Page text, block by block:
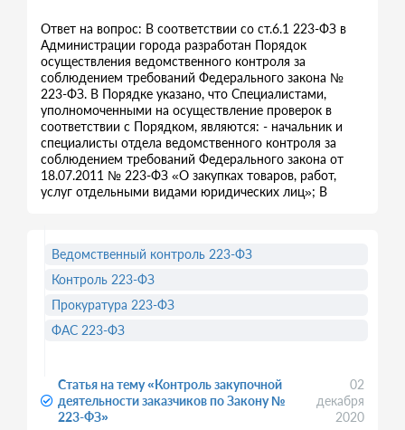
Ответ на вопрос: В соответствии со ст.6.1 223-ФЗ в
Администрации города разработан Порядок
осуществления ведомственного контроля за
соблюдением требований Федерального закона №
223-ФЗ. В Порядке указано, что Специалистами,
уполномоченными на осуществление проверок в
соответствии с Порядком, являются: - начальник и
специалисты отдела ведомственного контроля за
соблюдением требований Федерального закона от
18.07.2011 № 223-ФЗ «О закупках товаров, работ,
услуг отдельными видами юридических лиц»; В
Статья на тему «Контроль закупочной
деятельности заказчиков по Закону №
223-ФЗ»
02
декабря
2020
Ведомственный контроль 223-ФЗ
Контроль 223-ФЗ
Прокуратура 223-ФЗ
ФАС 223-ФЗ